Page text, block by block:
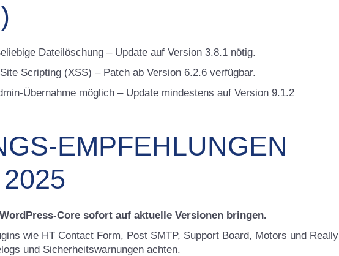
Dateilöschung – Update auf Version 3.8.1 nötig.
Scripting (XSS) – Patch ab Version 6.2.6 verfügbar.
Übernahme möglich – Update mindestens auf Version 9.1.2
EMPFEHLUNGEN
Core sofort auf aktuelle Versionen bringen.
wie HT Contact Form, Post SMTP, Support Board, Motors und Really
und Sicherheitswarnungen achten.